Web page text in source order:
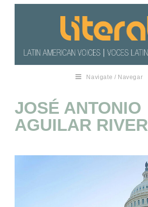
Navigate / Navegar
JOSÉ ANTONIO
AGUILAR